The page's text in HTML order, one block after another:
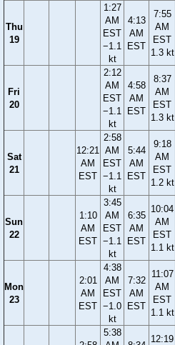
Thu
19
1:27
AM
EST
−1.1
kt
4:13
AM
EST
7:55
AM
EST
1.3 kt
Fri
20
2:12
AM
EST
−1.1
kt
4:58
AM
EST
8:37
AM
EST
1.3 kt
Sat
21
12:21
AM
EST
2:58
AM
EST
−1.1
kt
5:44
AM
EST
9:18
AM
EST
1.2 kt
Sun
22
1:10
AM
EST
3:45
AM
EST
−1.1
kt
6:35
AM
EST
10:04
AM
EST
1.1 kt
Mon
23
2:01
AM
EST
4:38
AM
EST
−1.0
kt
7:32
AM
EST
11:07
AM
EST
1.1 kt
5:38
12:19